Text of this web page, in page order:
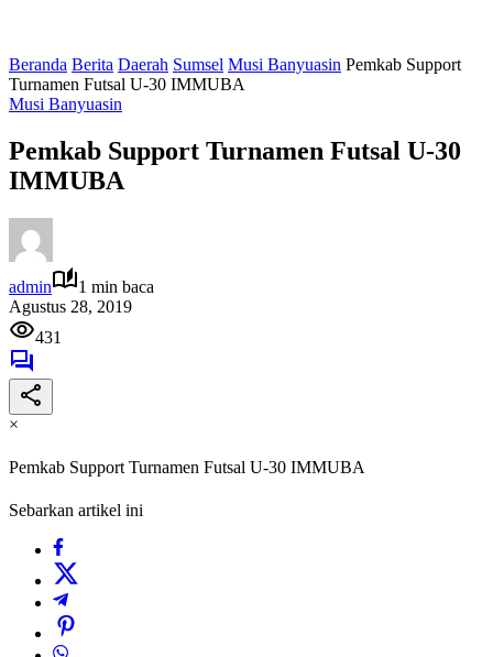
Beranda Berita Daerah Sumsel Musi Banyuasin Pemkab Support
Turnamen Futsal U-30 IMMUBA
Musi Banyuasin
Pemkab Support Turnamen Futsal U-30
IMMUBA
admin
1 min baca
Agustus 28, 2019
431
×
Pemkab Support Turnamen Futsal U-30 IMMUBA
Sebarkan artikel ini